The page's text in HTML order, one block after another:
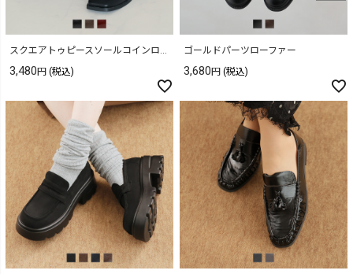
3,480 (税込)
ゴールドパーツローファー
3,680 (税込)